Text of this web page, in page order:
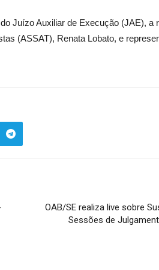
Juízo Auxiliar de Execução (JAE), a
(ASSAT), Renata Lobato, e
OAB/SE realiza live sobre
Sessões de